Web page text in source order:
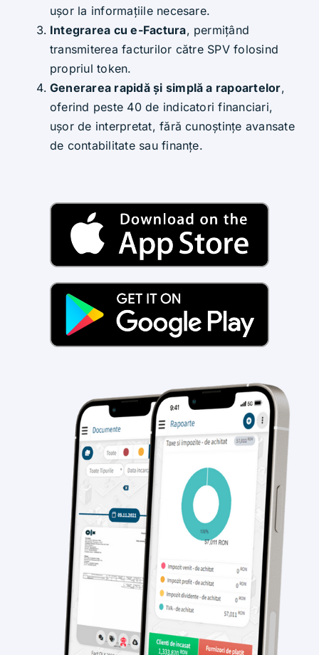
ușor la informațiile necesare.
Integrarea cu e-Factura, permițând
transmiterea facturilor către SPV folosind
propriul token.
Generarea rapidă și simplă a rapoartelor,
oferind peste 40 de indicatori financiari,
ușor de interpretat, fără cunoștințe avansate
de contabilitate sau finanțe.